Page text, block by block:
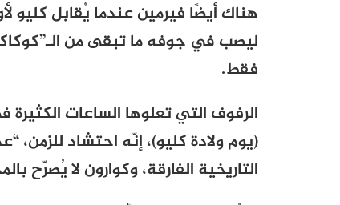
هناك أيضًا فيرمين عندما يُقابل
ليصب في جوفه ما تبقى من
فقط.
الرفوف التي تعلوها الساعات
(يوم ولادة كليو)، إنّه احتشاد
التاريخية الفارقة، وكوارون لا يُصرّح